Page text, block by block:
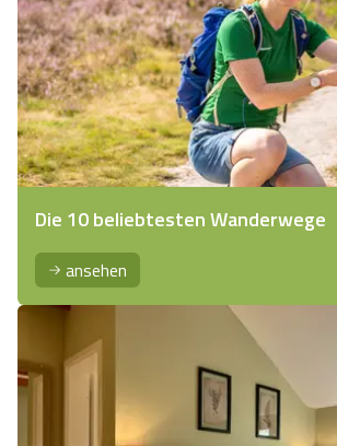
Die 10 beliebtesten Wanderwege
ansehen